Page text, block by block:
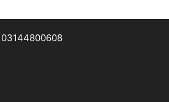
03144800608